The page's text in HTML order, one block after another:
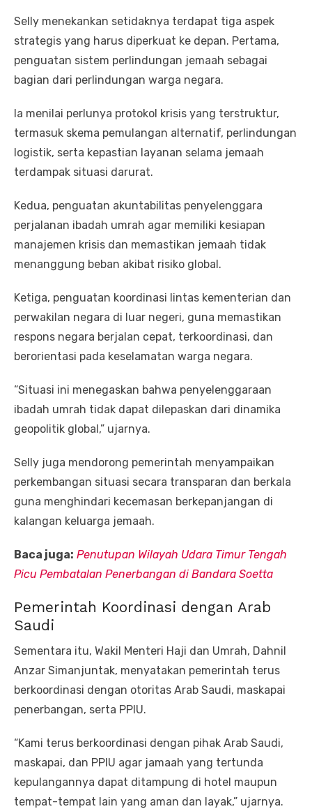
Selly menekankan setidaknya terdapat tiga aspek
strategis yang harus diperkuat ke depan. Pertama,
penguatan sistem perlindungan jemaah sebagai
bagian dari perlindungan warga negara.
Ia menilai perlunya protokol krisis yang terstruktur,
termasuk skema pemulangan alternatif, perlindungan
logistik, serta kepastian layanan selama jemaah
terdampak situasi darurat.
Kedua, penguatan akuntabilitas penyelenggara
perjalanan ibadah umrah agar memiliki kesiapan
manajemen krisis dan memastikan jemaah tidak
menanggung beban akibat risiko global.
Ketiga, penguatan koordinasi lintas kementerian dan
perwakilan negara di luar negeri, guna memastikan
respons negara berjalan cepat, terkoordinasi, dan
berorientasi pada keselamatan warga negara.
“Situasi ini menegaskan bahwa penyelenggaraan
ibadah umrah tidak dapat dilepaskan dari dinamika
geopolitik global,” ujarnya.
Selly juga mendorong pemerintah menyampaikan
perkembangan situasi secara transparan dan berkala
guna menghindari kecemasan berkepanjangan di
kalangan keluarga jemaah.
Baca juga: Penutupan Wilayah Udara Timur Tengah
Picu Pembatalan Penerbangan di Bandara Soetta
Pemerintah Koordinasi dengan Arab
Saudi
Sementara itu, Wakil Menteri Haji dan Umrah, Dahnil
Anzar Simanjuntak, menyatakan pemerintah terus
berkoordinasi dengan otoritas Arab Saudi, maskapai
penerbangan, serta PPIU.
“Kami terus berkoordinasi dengan pihak Arab Saudi,
maskapai, dan PPIU agar jamaah yang tertunda
kepulangannya dapat ditampung di hotel maupun
tempat-tempat lain yang aman dan layak,” ujarnya.